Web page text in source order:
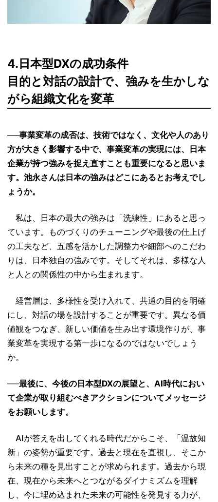
4.日本型DXの成功条件
目的と対話の設計で、強みを生かしな
がら組織文化を変革
──事業変革の成否は、技術ではなく、文化や人のあり
方が大きく影響する中で、事業変革の実現には、日本
企業が持つ強みを捉え直すことも重要になると思いま
す。池永さんは日本の強みはどこにあるとお考えでし
ょうか。
私は、日本の最大の強みは「洗練性」にあると思っ
ています。ものづくりのチューニングや最後の仕上げ
の工夫など、五感を活かした調整力や細部へのこだわ
りは、日本独自の強みです。そしてそれは、多様な人
と人との関係性の中から生まれます。
経営層は、多様性を受け入れて、共通の目的を明確
にし、対話の場を設計することが重要です。異なる価
値観をつなぎ、新しい価値を生み出す環境作りが、事
業変革を実現する第一歩になるのではないでしょう
か。
──最後に、今後の日本型DXの展望と、AI時代におい
て企業が取り組むべきアクションについてメッセージ
をお願いします。
AIが答えを出してくれる時代だからこそ、「温故知
新」の姿勢が重要です。過去と現在を直視し、そこか
ら未来の種を見出すことが求められます。過去から現
在、現在から未来へとつながるダイナミズムを理解
し、今に埋め込まれた未来の可能性を発見する力が、